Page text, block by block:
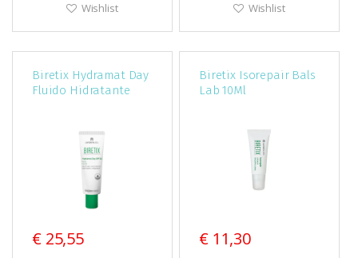
Wishlist Wishlist
Biretix Hydramat Day
Fluido Hidratante
€ 25,55
Biretix Isorepair Bals
Lab 10Ml
€ 11,30